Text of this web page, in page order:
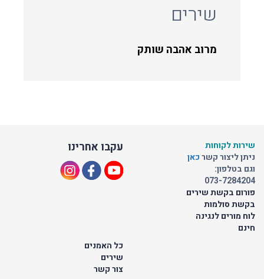
שירים
מרוב אהבה שותק
עקבו אחרינו
שירות לקוחות
ניתן ליצור קשרכאן
וגם בטלפון:
073-7284204
פורום בקשת שירים
בקשת סולמות
לוח מורים לנגינה
חינם
כל האמנים
שירים
צור קשר